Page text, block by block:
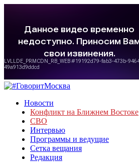
Новости
Конфликт на Ближнем Востоке
СВО
Интервью
Программы и ведущие
Сетка вещания
Редакция